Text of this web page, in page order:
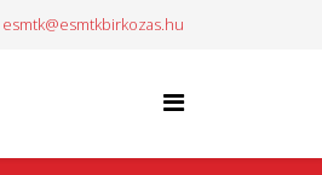
esmtk@esmtkbirkozas.hu